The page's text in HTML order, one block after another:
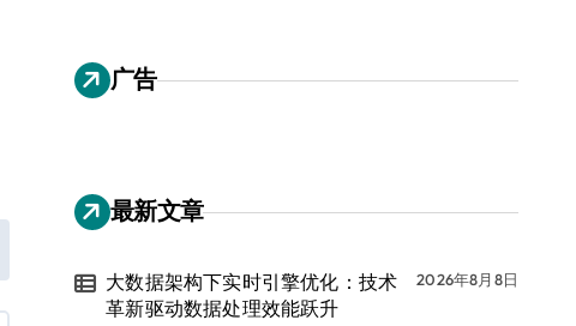
广告
最新文章
大数据架构下实时引擎优化：技术
革新驱动数据处理效能跃升
2026年8月8日